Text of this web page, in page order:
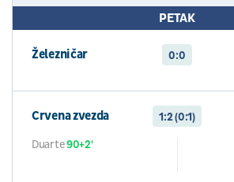
PETAK
Železničar 0:0
Crvena zvezda 1:2 (0:1)
Duarte90+2'